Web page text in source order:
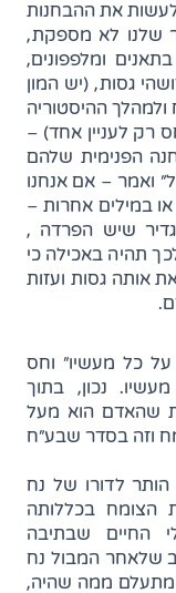
את ההבחנות
שלנו לא מספקת,
ומלפפונים,
גסות, (יש המון
ולמהלך ההיסטוריה
רק לעניין אחד) –
הפנימית שלהם
ואמר – אם אנחנו
או במילים אחרות –
שיש הפרדה ,
תהיה באכילה כי
את אותה גסות ועזות
על כל מעשיו" וחס
נכון, בתוך
שהאדם הוא מעל
וזה בסדר שבע"ח
הותר לדורו של נח
הצומח בכללותה
החיים שבתיבה
שלאחר המבול נח
מתעלם ממה שהיה,